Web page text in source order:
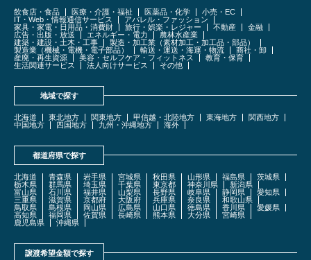
飲食店・食品 医療・介護・福祉 医薬品・化学
小売・EC
IT・Web・情報通信サービス
アパレル・ファッション
家具・家電・日用品・消費財
旅行・娯楽・レジャー 不動産
金融
広告・出版・放送
エネルギー・電力
農林水産業
建築・建設・土木・工事
製造・加工業（素材加工・加工品・部品）
製造業（機械・電機・電子部品）
輸送・運送・海運・物流
商社・卸
産廃・再生資源
美容・セルフケア・フィットネス
教育・保育
生活関連サービス
法人向けサービス その他
地域で探す
北海道 東北地方 関東地方 甲信越・北陸地方 東海地方
関西地方
中国地方
四国地方 九州・沖縄地方 海外
都道府県で探す
北海道 青森県 岩手県 宮城県 秋田県 山形県 福島県
茨城県
栃木県
群馬県 埼玉県 千葉県 東京都 神奈川県
新潟県
富山県
石川県 福井県 山梨県 長野県 岐阜県 静岡県
愛知県
三重県
滋賀県 京都府 大阪府 兵庫県 奈良県
和歌山県
鳥取県
島根県 岡山県 広島県 山口県 徳島県 香川県
愛媛県
高知県
福岡県 佐賀県 長崎県 熊本県 大分県
宮崎県
鹿児島県
沖縄県
譲渡希望金額で探す